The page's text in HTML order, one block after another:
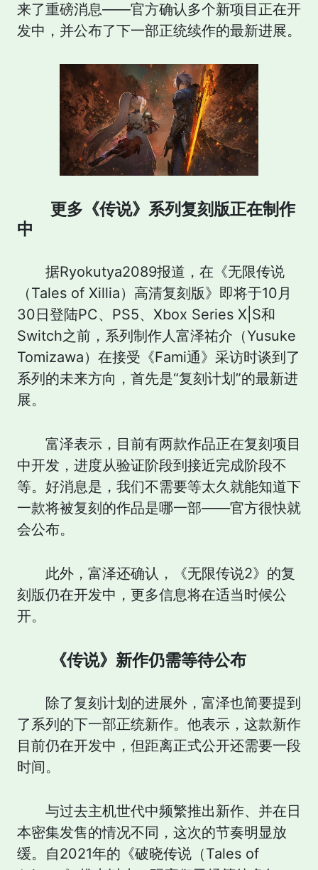
来了重磅消息——官方确认多个新项目正在开
发中，并公布了下一部正统续作的最新进展。
更多《传说》系列复刻版正在制作
中
据Ryokutya2089报道，在《无限传说
（Tales of Xillia）高清复刻版》即将于10月
30日登陆PC、PS5、Xbox Series X|S和
Switch之前，系列制作人富泽祐介（Yusuke
Tomizawa）在接受《Fami通》采访时谈到了
系列的未来方向，首先是“复刻计划”的最新进
展。
富泽表示，目前有两款作品正在复刻项目
中开发，进度从验证阶段到接近完成阶段不
等。好消息是，我们不需要等太久就能知道下
一款将被复刻的作品是哪一部——官方很快就
会公布。
此外，富泽还确认，《无限传说2》的复
刻版仍在开发中，更多信息将在适当时候公
开。
《传说》新作仍需等待公布
除了复刻计划的进展外，富泽也简要提到
了系列的下一部正统新作。他表示，这款新作
目前仍在开发中，但距离正式公开还需要一段
时间。
与过去主机世代中频繁推出新作、并在日
本密集发售的情况不同，这次的节奏明显放
缓。自2021年的《破晓传说（Tales of